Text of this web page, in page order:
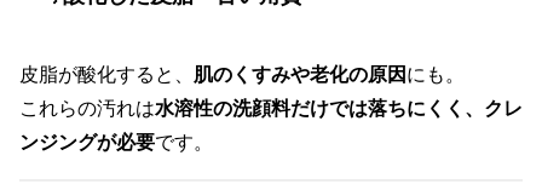
皮脂が酸化すると、 肌のくすみや老化の原因 にも。
これらの汚れは水溶性の洗顔料だけでは落ちにくく、クレ
ンジングが必要です。